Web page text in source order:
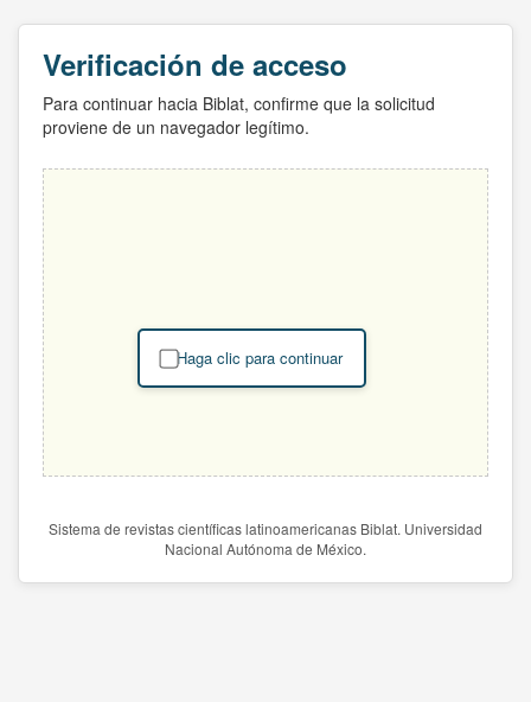
Verificación de acceso
Para continuar hacia Biblat, confirme que la solicitud
proviene de un navegador legítimo.
Haga clic para continuar
Sistema de revistas científicas latinoamericanas Biblat. Universidad
Nacional Autónoma de México.